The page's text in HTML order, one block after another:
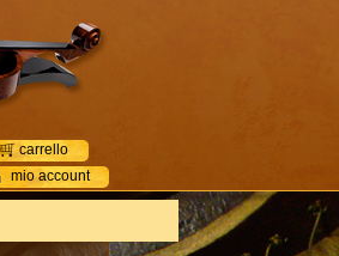
mio account
carrello